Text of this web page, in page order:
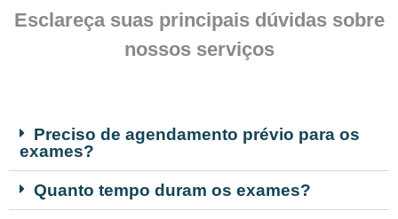
Esclareça suas principais dúvidas sobre
nossos serviços
Preciso de agendamento prévio para os
exames?
Quanto tempo duram os exames?